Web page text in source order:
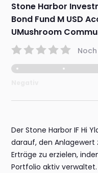
Stone Harbor
Bond Fund M USD
UMushroom
Der Stone Harbor IF Hi
darauf, den
Erträge zu erzielen,
Portfolio aktiv